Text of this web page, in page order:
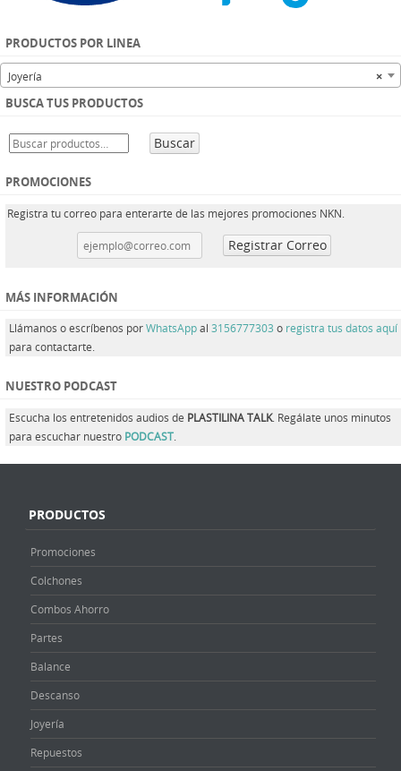
PRODUCTOS POR LINEA
×
Joyería
BUSCA TUS PRODUCTOS
Buscar
PROMOCIONES
Registra tu correo para enterarte de las mejores promociones NKN.
MÁS INFORMACIÓN
Llámanos o escríbenos porWhatsAppal 3156777303 o registra tus datos aquí
para contactarte.
NUESTRO PODCAST
Escucha los entretenidos audios de PLASTILINA TALK. Regálate unos minutos
para escuchar nuestro PODCAST
PRODUCTOS
Promociones
Colchones
Combos Ahorro
Partes
Balance
Descanso
Joyería
Repuestos